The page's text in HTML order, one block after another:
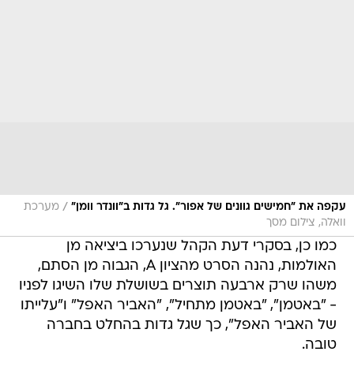
עקפה את "חמישים גוונים של אפור". גל גדות ב"וונדר וומן" / מערכת
וואלה, צילום מסך
כמו כן, בסקרי דעת הקהל שנערכו ביציאה מן
האולמות, נהנה הסרט מהציון A, הגבוה מן הסתם,
משהו שרק ארבעה תוצרים בשושלת שלו השיגו לפניו
- "באטמן", "באטמן מתחיל", "האביר האפל" ו"עלייתו
של האביר האפל", כך שגל גדות בהחלט בחברה
טובה.